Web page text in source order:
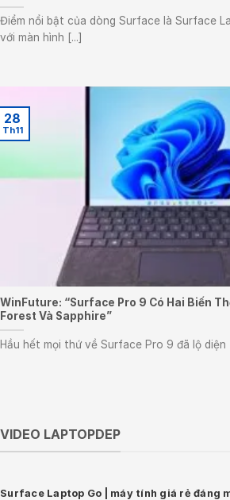
Điểm nổi bật của dòng Surface là Surface
với màn hình [...]
WinFuture: “Surface Pro 9 Có Hai Biến
Forest Và Sapphire”
Hầu hết mọi thứ về Surface Pro 9 đã lộ
28
Th11
VIDEO LAPTOPDEP
Surface Laptop Go | máy tính giá rẻ đáng